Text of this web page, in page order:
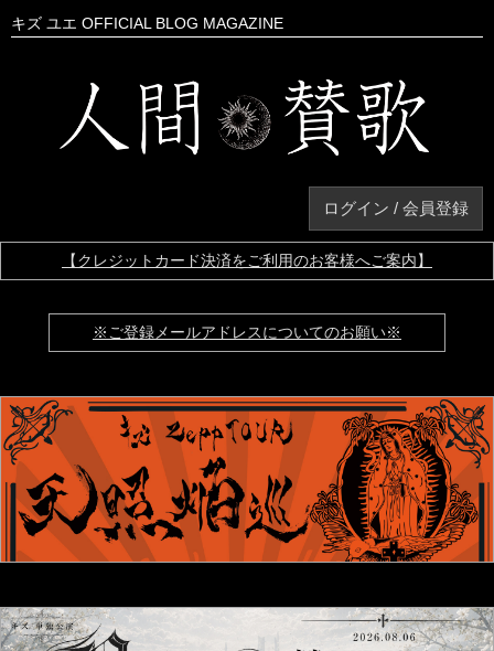
キズ ユエ OFFICIAL BLOG MAGAZINE
ログイン / 会員登録
【クレジットカード決済をご利用のお客様へご案内】
※ご登録メールアドレスについてのお願い※